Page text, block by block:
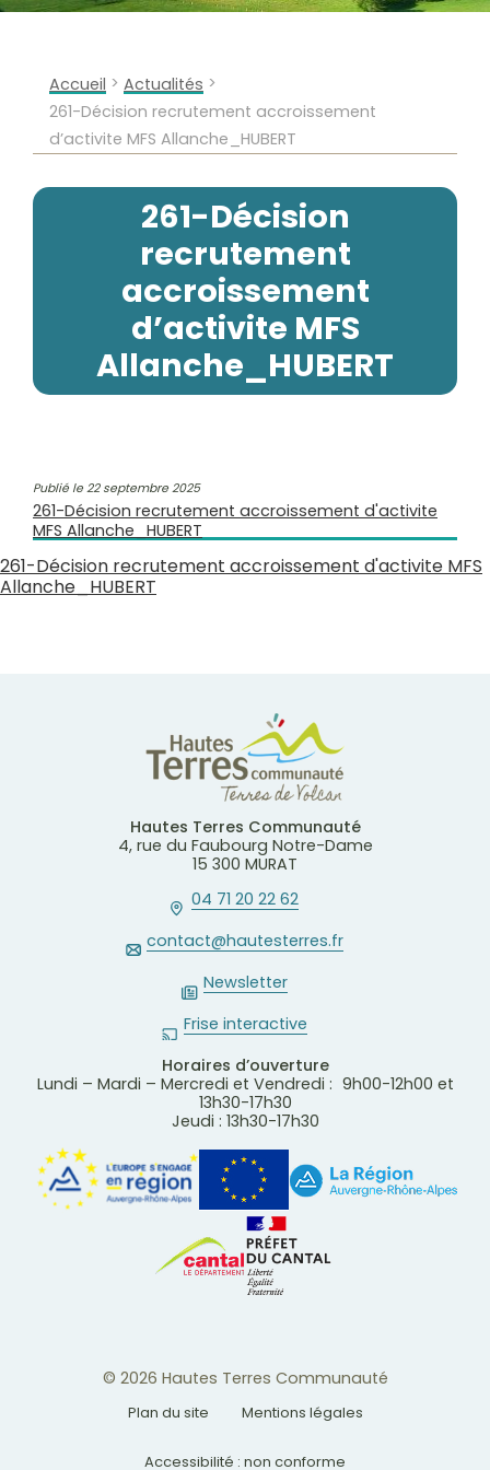
Accueil > Actualités >
261-Décision recrutement accroissement
d’activite MFS Allanche_HUBERT
261-Décision
recrutement
accroissement
d’activite MFS
Allanche_HUBERT
Publié le 22 septembre 2025
261-Décision recrutement accroissement d'activite
MFS Allanche_HUBERT
261-Décision recrutement accroissement d'activite MFS
Allanche_HUBERT
Hautes Terres Communauté
4, rue du Faubourg Notre-Dame
15 300 MURAT
04 71 20 22 62
contact@hautesterres.fr
Newsletter
Frise interactive
Horaires d’ouverture
Lundi – Mardi – Mercredi et Vendredi : 9h00-12h00 et
13h30-17h30
Jeudi : 13h30-17h30
© 2026 Hautes Terres Communauté
Plan du site Mentions légales
Accessibilité : non conforme